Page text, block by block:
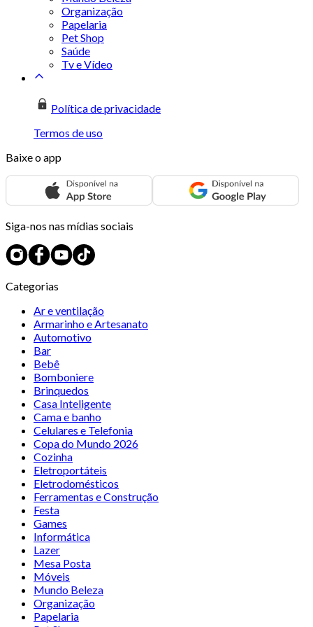
Organização
Papelaria
Pet Shop
Saúde
Tv e Vídeo
Política de privacidade
Termos de uso
Baixe o app
Siga-nos nas mídias sociais
Categorias
Ar e ventilação
Armarinho e Artesanato
Automotivo
Bar
Bebê
Bomboniere
Brinquedos
Casa Inteligente
Cama e banho
Celulares e Telefonia
Copa do Mundo 2026
Cozinha
Eletroportáteis
Eletrodomésticos
Ferramentas e Construção
Festa
Games
Informática
Lazer
Mesa Posta
Móveis
Mundo Beleza
Organização
Papelaria